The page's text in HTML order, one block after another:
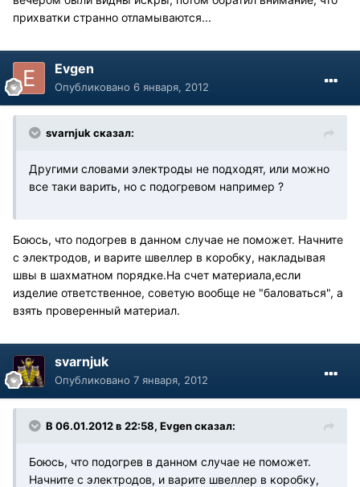
прихватки странно отламываются...
Evgen
Опубликовано 6 января, 2012
svarnjuk сказал:
Другими словами электроды не подходят, или можно
все таки варить, но с подогревом например ?
Боюсь, что подогрев в данном случае не поможет. Начните
с электродов, и варите швеллер в коробку, накладывая
швы в шахматном порядке.На счет материала,если
изделие ответственное, советую вообще не "баловаться", а
взять проверенный материал.
svarnjuk
Опубликовано 7 января, 2012
В 06.01.2012 в 22:58, Evgen сказал:
Боюсь, что подогрев в данном случае не поможет.
Начните с электродов, и варите швеллер в коробку,